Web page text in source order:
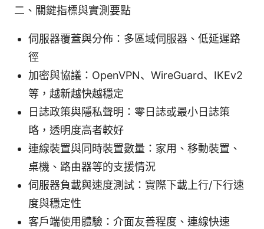
二、關鍵指標與實測要點
伺服器覆蓋與分佈：多區域伺服器、低延遲路
徑
加密與協議：OpenVPN、WireGuard、IKEv2
等，越新越快越穩定
日誌政策與隱私聲明：零日誌或最小日誌策
略，透明度高者較好
連線裝置與同時裝置數量：家用、移動裝置、
桌機、路由器等的支援情況
伺服器負載與速度測試：實際下載上行/下行速
度與穩定性
客戶端使用體驗：介面友善程度、連線快速